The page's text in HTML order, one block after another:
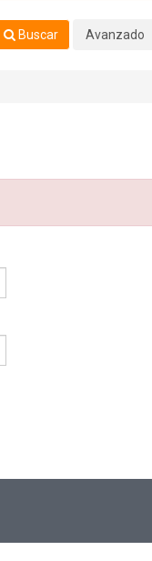
Buscar Avanzado